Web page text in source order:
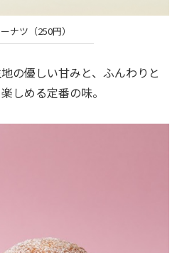
ナツ（250円）
の優しい甘みと、ふんわりと
しめる定番の味。